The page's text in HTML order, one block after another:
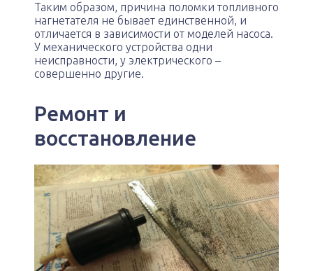
Таким образом, причина поломки топливного
нагнетателя не бывает единственной, и
отличается в зависимости от моделей насоса.
У механического устройства одни
неисправности, у электрического –
совершенно другие.
Ремонт и
восстановление